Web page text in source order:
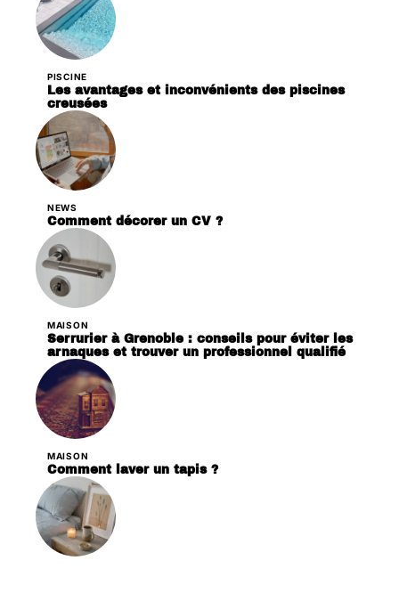
PISCINE
Les avantages et inconvénients des piscines
creusées
NEWS
Comment décorer un CV ?
MAISON
Serrurier à Grenoble : conseils pour éviter les
arnaques et trouver un professionnel qualifié
MAISON
Comment laver un tapis ?